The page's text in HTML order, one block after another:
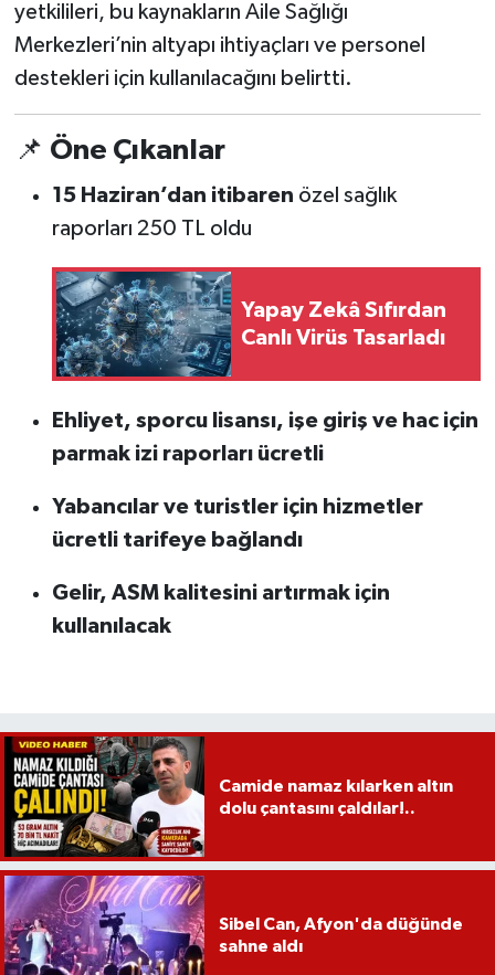
yetkilileri, bu kaynakların Aile Sağlığı
Merkezleri’nin altyapı ihtiyaçları ve personel
destekleri için kullanılacağını belirtti.
📌 Öne Çıkanlar
15 Haziran’dan itibaren özel sağlık
raporları 250 TL oldu
Yapay Zekâ Sıfırdan
Canlı Virüs Tasarladı
Ehliyet, sporcu lisansı, işe giriş ve hac için
parmak izi raporları ücretli
Yabancılar ve turistler için hizmetler
ücretli tarifeye bağlandı
Gelir, ASM kalitesini artırmak için
kullanılacak
Camide namaz kılarken altın
dolu çantasını çaldılar!..
Sibel Can, Afyon'da düğünde
sahne aldı